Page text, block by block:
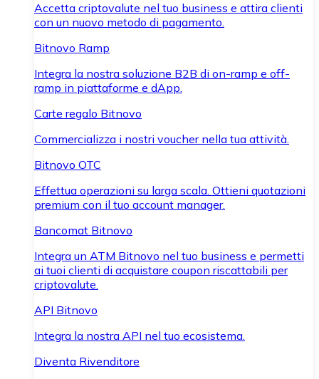
Accetta criptovalute nel tuo business e attira clienti
con un nuovo metodo di pagamento.
Bitnovo Ramp
Integra la nostra soluzione B2B di on-ramp e off-
ramp in piattaforme e dApp.
Carte regalo Bitnovo
Commercializza i nostri voucher nella tua attività.
Bitnovo OTC
Effettua operazioni su larga scala. Ottieni quotazioni
premium con il tuo account manager.
Bancomat Bitnovo
Integra un ATM Bitnovo nel tuo business e permetti
ai tuoi clienti di acquistare coupon riscattabili per
criptovalute.
API Bitnovo
Integra la nostra API nel tuo ecosistema.
Diventa Rivenditore